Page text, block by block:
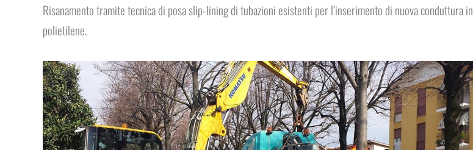
Risanamento tramite tecnica di posa slip-lining di tubazioni esistenti per l’inserimento di nuova conduttura in
polietilene.